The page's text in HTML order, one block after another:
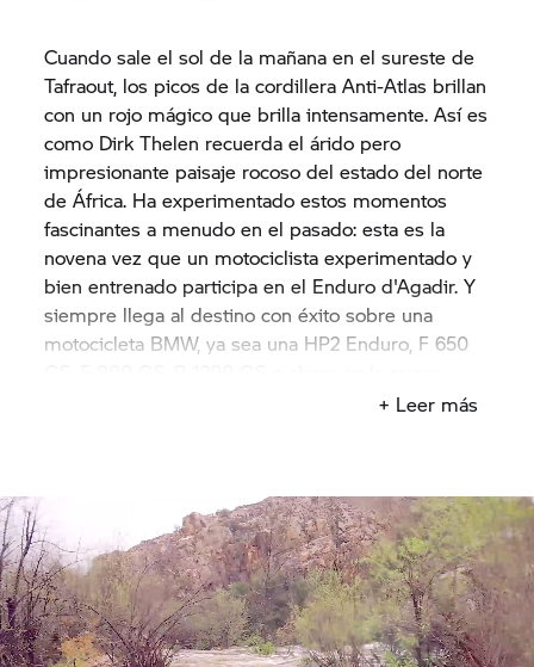
Cuando sale el sol de la mañana en el sureste de
Tafraout, los picos de la cordillera Anti-Atlas brillan
con un rojo mágico que brilla intensamente. Así es
como Dirk Thelen recuerda el árido pero
impresionante paisaje rocoso del estado del norte
de África. Ha experimentado estos momentos
fascinantes a menudo en el pasado: esta es la
novena vez que un motociclista experimentado y
bien entrenado participa en el Enduro d'Agadir. Y
siempre llega al destino con éxito sobre una
motocicleta BMW, ya sea una HP2 Enduro, F 650
Pero esta vez, no se puede sentir gran
+ Leer más